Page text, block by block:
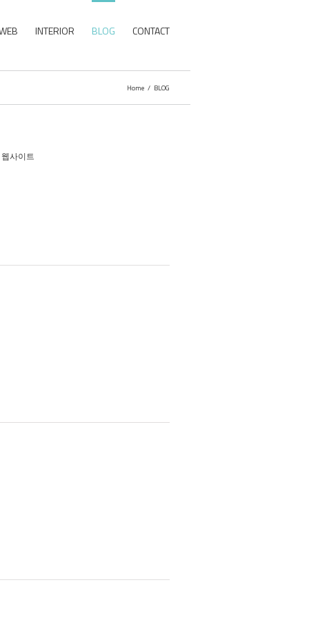
INTERIOR BLOG CONTACT
Home / BLOG
웹사이트